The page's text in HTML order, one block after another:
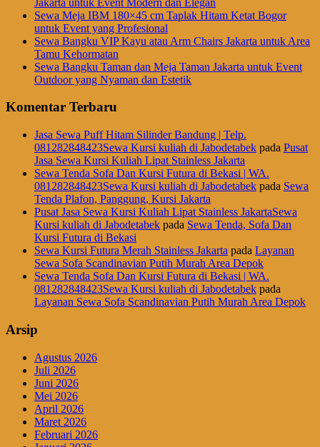
Sewa Meja IBM 180×45 cm Taplak Hitam Ketat Bogor
untuk Event yang Profesional
Sewa Bangku VIP Kayu atau Arm Chairs Jakarta untuk Area
Tamu Kehormatan
Sewa Bangku Taman dan Meja Taman Jakarta untuk Event
Outdoor yang Nyaman dan Estetik
Komentar Terbaru
Jasa Sewa Puff Hitam Silinder Bandung | Telp.
081282848423Sewa Kursi kuliah di Jabodetabek pada Pusat
Jasa Sewa Kursi Kuliah Lipat Stainless Jakarta
Sewa Tenda Sofa Dan Kursi Futura di Bekasi | WA.
081282848423Sewa Kursi kuliah di Jabodetabek pada Sewa
Tenda Plafon, Panggung, Kursi Jakarta
Pusat Jasa Sewa Kursi Kuliah Lipat Stainless JakartaSewa
Kursi kuliah di Jabodetabek pada Sewa Tenda, Sofa Dan
Kursi Futura di Bekasi
Sewa Kursi Futura Merah Stainless Jakarta pada Layanan
Sewa Sofa Scandinavian Putih Murah Area Depok
Sewa Tenda Sofa Dan Kursi Futura di Bekasi | WA.
081282848423Sewa Kursi kuliah di Jabodetabek pada
Layanan Sewa Sofa Scandinavian Putih Murah Area Depok
Arsip
Agustus 2026
Juli 2026
Juni 2026
Mei 2026
April 2026
Maret 2026
Februari 2026